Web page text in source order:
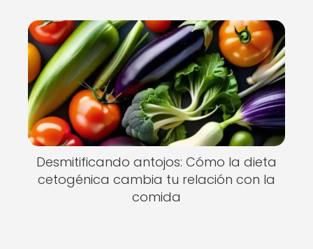
Desmitificando antojos: Cómo la dieta
cetogénica cambia tu relación con la
comida